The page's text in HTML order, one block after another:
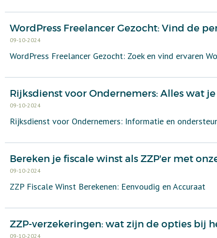
WordPress Freelancer Gezocht: Vind de
09-10-2024
WordPress Freelancer Gezocht: Zoek en vind ervaren
Rijksdienst voor Ondernemers: Alles wat
09-10-2024
Rijksdienst voor Ondernemers: Informatie en
Bereken je fiscale winst als ZZP'er met
09-10-2024
ZZP Fiscale Winst Berekenen: Eenvoudig en Accuraat
ZZP-verzekeringen: wat zijn de opties bij
09-10-2024